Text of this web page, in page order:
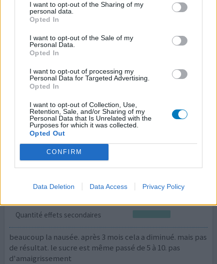
I want to opt-out of the Sharing of my
personal data.
Opted In
I want to opt-out of the Sale of my
Personal Data.
Opted In
I want to opt-out of processing my
Personal Data for Targeted Advertising.
Opted In
I want to opt-out of Collection, Use,
Retention, Sale, and/or Sharing of my
Personal Data that Is Unrelated with the
Purposes for which it was collected.
Opted Out
CONFIRM
Data Deletion Data Access Privacy Policy
Diabète type 2
Efficacité
Quantité effets secondaires
cela fait un point que j'emploie byetta. pas de kg en
moins. aucune amélioration du sucre. mais bien des
problèmes de respiration/ battements de coeur et
surtout en cas d'un verre de bière !
votre avis 0 réactions
04/01/2012 | Femme | 24
Diabète type 2
Efficacité
Quantité effets secondaires
beaucoup la nausée. après 3 mois cela a diminué. mais pas
de résultat. le sucre est même passé de 5 à 10. pas
d'amaigrissement